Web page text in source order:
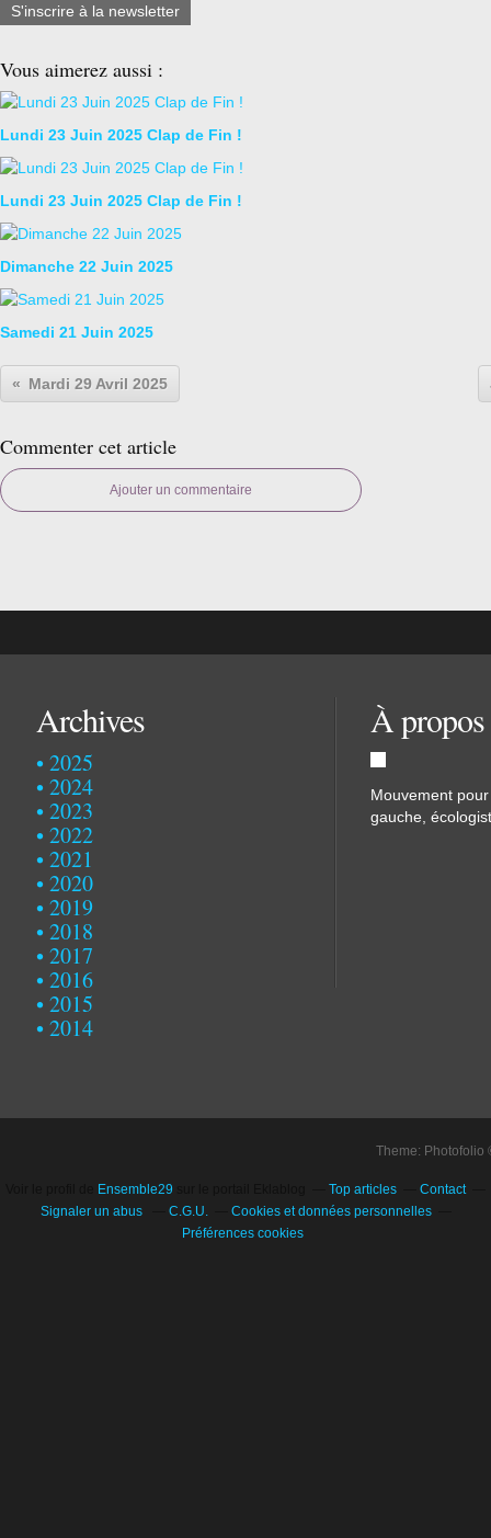
S'inscrire à la newsletter
Vous aimerez aussi :
Lundi 23 Juin 2025 Clap de Fin !
Lundi 23 Juin 2025 Clap de Fin !
Dimanche 22 Juin 2025
Samedi 21 Juin 2025
Mardi 29 Avril 2025
Commenter cet article
Ajouter un commentaire
Archives
2025
2024
2023
2022
2021
2020
2019
2018
2017
2016
2015
2014
À propos
Mouvement
gauche,
Theme:
Ensemble29 Top articles
Contact
Signaler un abus
C.G.U.
Cookies et données personnelles
Préférences cookies